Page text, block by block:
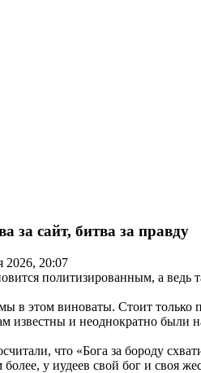
за сайт, битва за правду
2026, 20:07
политизированным, а ведь
в этом виноваты. Стоит только
известны и неоднократно были
что «Бога за бороду
у иудеев свой бог и своя